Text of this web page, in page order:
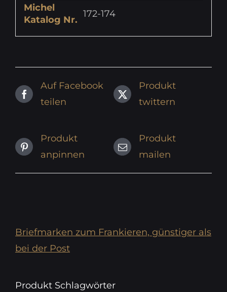
Michel
Katalog Nr.
172-174
Auf Facebook
teilen
Produkt
twittern
Produkt
anpinnen
Produkt
mailen
Briefmarken zum Frankieren, günstiger als
bei der Post
Produkt Schlagwörter